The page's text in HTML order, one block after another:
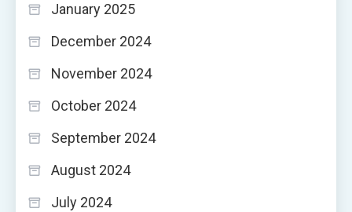
January 2025
December 2024
November 2024
October 2024
September 2024
August 2024
July 2024